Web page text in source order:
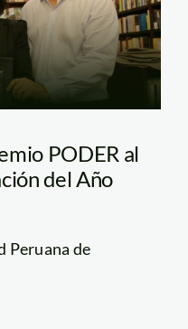
PODER al
del Año
Peruana de